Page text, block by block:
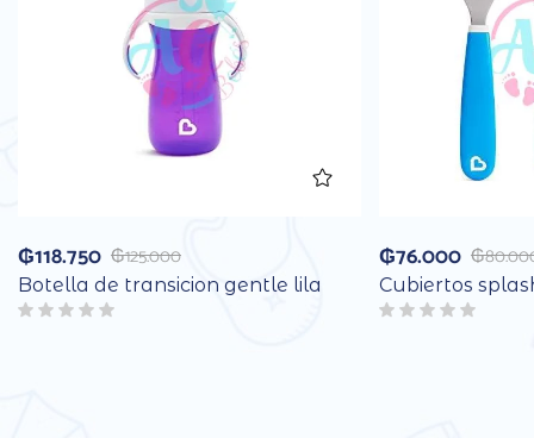
₲125.000
₲118.750
Botella de transicion gentle lila
₲
₲76.000
Cubiertos